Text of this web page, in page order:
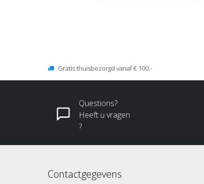
Gratis thuisbezorgd vanaf € 100,-
Questions?
Heeft u vragen
?
Contactgegevens